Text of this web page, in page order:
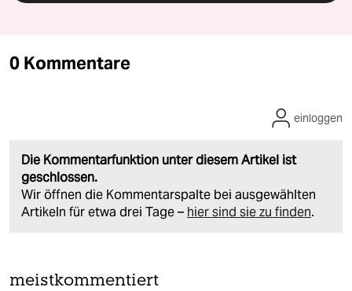
0 Kommentare
Die Kommentarfunktion unter diesem Artikel ist
geschlossen.
Wir öffnen die Kommentarspalte bei ausgewählten
Artikeln für etwa drei Tage – hier sind sie zu finden.
einloggen
meistkommentiert